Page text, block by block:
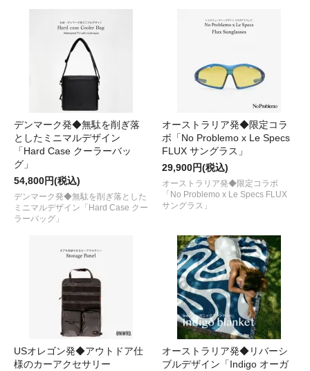
デンマーク発◆無駄を削ぎ落
としたミニマルデザイン
「Hard Case クーラーバッ
グ」
54,800円(税込)
デンマーク発◆無駄を削ぎ落とした
ミニマルデザイン「Hard Case クー
ラーバッグ」
オーストラリア発◆限定コラ
ボ「No Problemo x Le Specs
FLUX サングラス」
29,900円(税込)
オーストラリア発◆限定コラボ
「No Problemo x Le Specs FLUX
サングラス」
USオレゴン発◆アウトドア仕
様のカーアクセサリー
オーストラリア発◆リバーシ
ブルデザイン「Indigo オーガ